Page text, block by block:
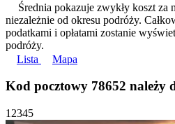
Średnia pokazuje zwykły koszt za
niezależnie od okresu podróży.
podatkami i opłatami zostanie
podróży.
Lista
Mapa
Kod pocztowy 78652 należy
1 2345